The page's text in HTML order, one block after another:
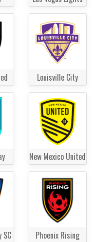
Louisville City
New Mexico United
SC Phoenix Rising